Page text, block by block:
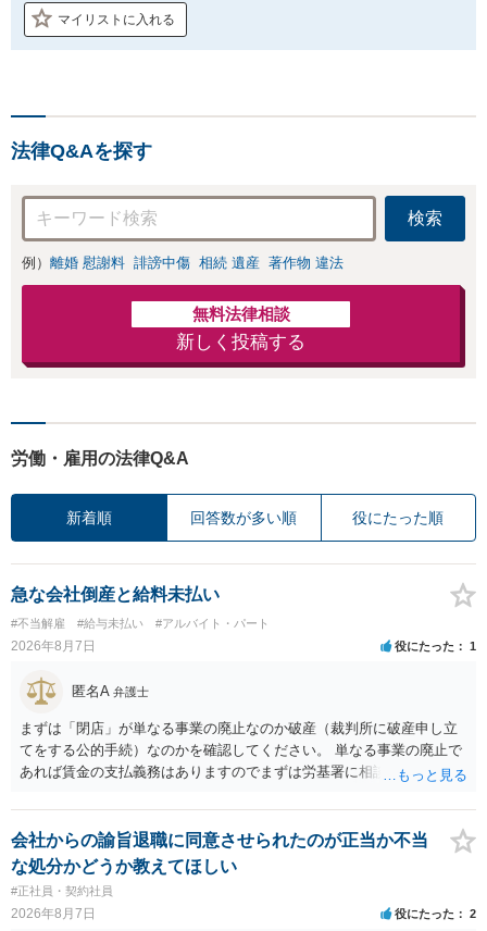
マイリストに入れる
法律Q&Aを探す
検索
例） 離婚 慰謝料 誹謗中傷 相続 遺産 著作物 違法
無料法律相談
新しく投稿する
労働・雇用の法律Q&A
新着順 回答数が多い順 役にたった順
急な会社倒産と給料未払い
#不当解雇 #給与未払い #アルバイト・パート
2026年8月7日 役にたった 1
匿名A 弁護士
まずは「閉店」が単なる事業の廃止なのか破産（裁判所に破産申し立
てをする公的手続）なのかを確認してください。 単なる事業の廃止で
あれば賃金の支払義務はありますのでまずは労基署に相談してくださ
しいかもしれませんが）賃金などの労働債権は他の債務より優先して
支払われます。ただし支払までにかなり時間がかかるでしょう。 さら
に、「独立行政法人労働者健康安全機構 」という公的機関が未払賃金
の立替事業を行っています。詳しくは、同機構の＜未払賃金立替払相
談コーナー＞ TEL 044-431-8663 相談時間：土日祝日を除く9:15～1
7:00 に相談してみてください。同じように未払となった他の従業員の
会社からの諭旨退職に同意させられたのが正当か不当
な処分かどうか教えてほしい
#正社員・契約社員
2026年8月7日 役にたった 2